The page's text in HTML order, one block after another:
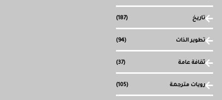
تاريخ (187)
تطوير الذات (94)
ثقافة عامة (37)
رويات مترجمة (105)